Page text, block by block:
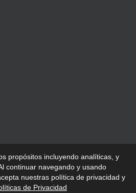
Climbingland Pap Power | Todos los
propósitos incluyendo analíticas, y
continuar navegando y usando
nuestras política de privacidad y
de Privacidad